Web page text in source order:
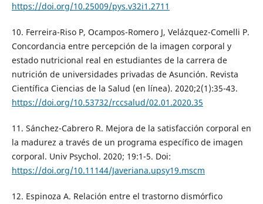
https://doi.org/10.25009/pys.v32i1.2711
10. Ferreira-Riso P, Ocampos-Romero J, Velázquez-Comelli P.
Concordancia entre percepción de la imagen corporal y
estado nutricional real en estudiantes de la carrera de
nutrición de universidades privadas de Asunción. Revista
Científica Ciencias de la Salud (en línea). 2020;2(1):35-43.
https://doi.org/10.53732/rccsalud/02.01.2020.35
11. Sánchez-Cabrero R. Mejora de la satisfacción corporal en
la madurez a través de un programa específico de imagen
corporal. Univ Psychol. 2020; 19:1-5. Doi:
https://doi.org/10.11144/Javeriana.upsy19.mscm
12. Espinoza A. Relación entre el trastorno dismórfico